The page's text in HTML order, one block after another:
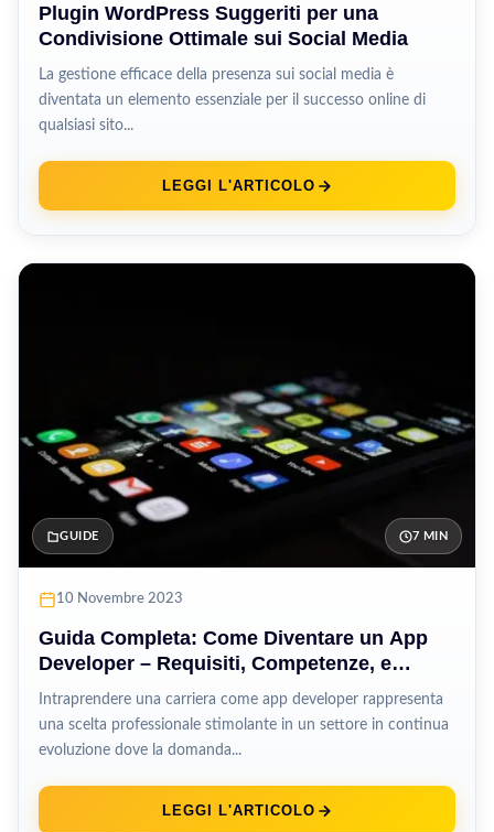
Plugin WordPress Suggeriti per una
Condivisione Ottimale sui Social Media
La gestione efficace della presenza sui social media è
diventata un elemento essenziale per il successo online di
qualsiasi sito...
LEGGI L'ARTICOLO
GUIDE 7 MIN
10 Novembre 2023
Guida Completa: Come Diventare un App
Developer – Requisiti, Competenze, e
Prospettive di Carriera
Intraprendere una carriera come app developer rappresenta
una scelta professionale stimolante in un settore in continua
evoluzione dove la domanda...
LEGGI L'ARTICOLO